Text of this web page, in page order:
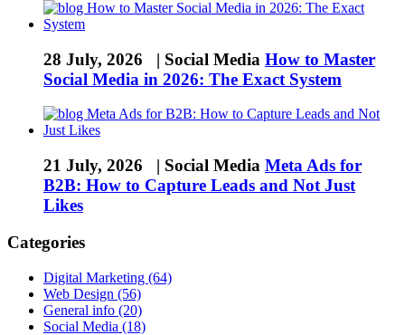
28 July, 2026 | Social Media How to Master
Social Media in 2026: The Exact System
21 July, 2026 | Social Media Meta Ads for
B2B: How to Capture Leads and Not Just
Likes
Categories
Digital Marketing (64)
Web Design (56)
General info (20)
Social Media (18)